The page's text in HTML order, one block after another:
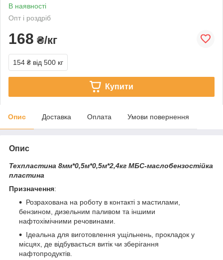
В наявності
Опт і роздріб
168 ₴/кг
154 ₴ від 500 кг
Купити
Опис Доставка Оплата Умови повернення
Опис
Техпластина 8мм*0,5м*0,5м*2,4кг МБС-маслобензостійка
пластина
Призначення:
Розрахована на роботу в контакті з мастилами,
бензином, дизельним паливом та іншими
нафтохімічними речовинами.
Ідеальна для виготовлення ущільнень, прокладок у
місцях, де відбувається витік чи зберігання
нафтопродуктів.